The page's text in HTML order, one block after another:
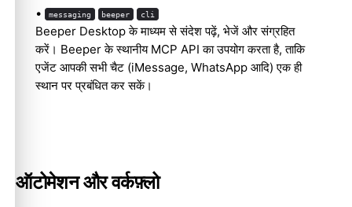
• messaging beeper cli
Beeper Desktop के माध्यम से संदेश पढ़ें, भेजें और संग्रहित
करें। Beeper के स्थानीय MCP API का उपयोग करता है, ताकि
एजेंट आपकी सभी चैट (iMessage, WhatsApp आदि) एक ही
स्थान पर प्रबंधित कर सकें।
ऑटोमेशन और वर्कफ़्लो